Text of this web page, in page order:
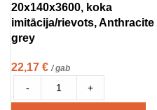
20x140x3600, koka
imitācija/rievots, Anthracite
grey
22,17 € / gab
- +